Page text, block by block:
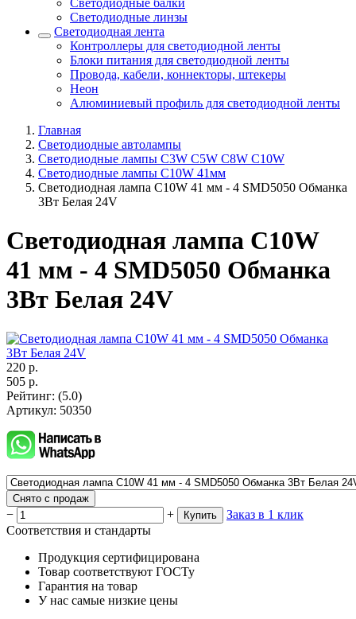
Светодиодные балки
Светодиодные линзы
Светодиодная лента
Контроллеры для светодиодной ленты
Блоки питания для светодиодной ленты
Провода, кабели, коннекторы, штекеры
Неон
Алюминиевый профиль для светодиодной ленты
Главная
Светодиодные автолампы
Светодиодные лампы C3W C5W C8W C10W
Светодиодные лампы C10W 41мм
Светодиодная лампа C10W 41 мм - 4 SMD5050 Обманка
3Вт Белая 24V
Светодиодная лампа C10W
41 мм - 4 SMD5050 Обманка
3Вт Белая 24V
220 р.
505 р.
Рейтинг: (5.0)
Артикул: 50350
Снято с продаж
− + Купить
Заказ в 1 клик
Соответствия и стандарты
Продукция сертифицирована
Товар соответствуют ГОСТу
Гарантия на товар
У нас самые низкие цены